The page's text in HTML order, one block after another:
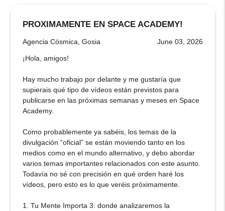
PROXIMAMENTE EN SPACE ACADEMY!
Agencia Cósmica, Gosia June 03, 2026
¡Hola, amigos!
Hay mucho trabajo por delante y me gustaría que
supierais qué tipo de vídeos están previstos para
publicarse en las próximas semanas y meses en Space
Academy.
Como probablemente ya sabéis, los temas de la
divulgación “oficial” se están moviendo tanto en los
medios como en el mundo alternativo, y debo abordar
varios temas importantes relacionados con este asunto.
Todavía no sé con precisión en qué orden haré los
vídeos, pero esto es lo que veréis próximamente.
1. Tu Mente Importa 3: donde analizaremos la